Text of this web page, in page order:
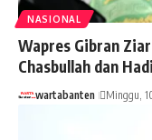
NASIONAL
Wapres Gibran
Chasbullah dan
wartabanten Minggu,